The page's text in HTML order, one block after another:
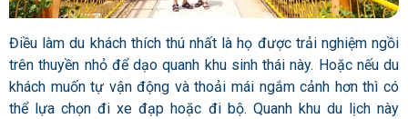
Điều làm du khách thích thú nhất là họ được trải nghiệm ngồi
trên thuyền nhỏ để dạo quanh khu sinh thái này. Hoặc nếu du
khách muốn tự vận động và thoải mái ngắm cảnh hơn thì có
thể lựa chọn đi xe đạp hoặc đi bộ. Quanh khu du lịch này